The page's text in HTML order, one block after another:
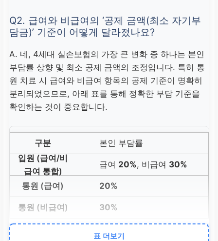
Q2. 급여와 비급여의 ‘공제 금액(최소 자기부
담금)’ 기준이 어떻게 달라졌나요?
A. 네, 4세대 실손보험의 가장 큰 변화 중 하나는 본인
부담률 상향 및 최소 공제 금액의 조정입니다. 특히 통
원 치료 시 급여와 비급여 항목의 공제 기준이 명확히
분리되었으므로, 아래 표를 통해 정확한 부담 기준을
확인하는 것이 중요합니다.
본인 부담률
급여 20%, 비급여 30%
20%
30%
최소 공제금액
표 더보기